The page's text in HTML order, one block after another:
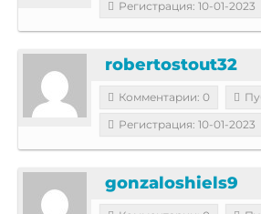
Регистрация: 10-01-2023
robertostout32
Комментарии: 0
Регистрация: 10-01-2023
gonzaloshiels9